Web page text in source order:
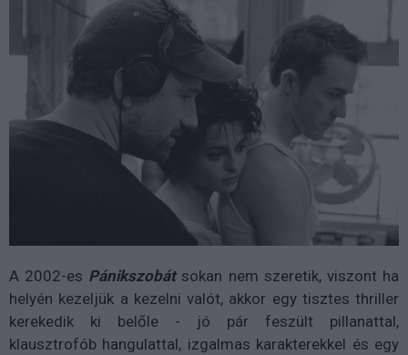
A 2002-es Pánikszobátsokan nem szeretik, viszont ha
helyén kezeljük a kezelni valót, akkor egy tisztes thriller
kerekedik ki belőle - jó pár feszült pillanattal,
klausztrofób hangulattal, izgalmas karakterekkel és egy